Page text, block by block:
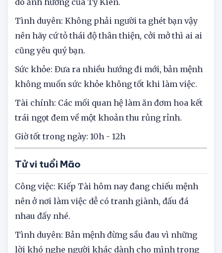
đang làm chức vụ cao sẽ cô đơn trong ngày này
do ảnh hưởng của Tỷ Kiên.
Tình duyên: Không phải người ta ghét bạn vậy
nên hãy cứ tỏ thái độ thân thiện, cởi mở thì ai ai
cũng yêu quý bạn.
Sức khỏe: Đưa ra nhiều hướng đi mới, bản mệnh
không muốn sức khỏe không tốt khi làm việc.
Tài chính: Các mối quan hệ làm ăn đơm hoa kết
trái ngọt đem về một khoản thu rủng rỉnh.
Giờ tốt trong ngày: 10h - 12h
Tử vi tuổi Mão
Công việc: Kiếp Tài hôm nay đang chiếu mệnh
nên ở nơi làm việc dễ có tranh giành, đấu đá
nhau đấy nhé.